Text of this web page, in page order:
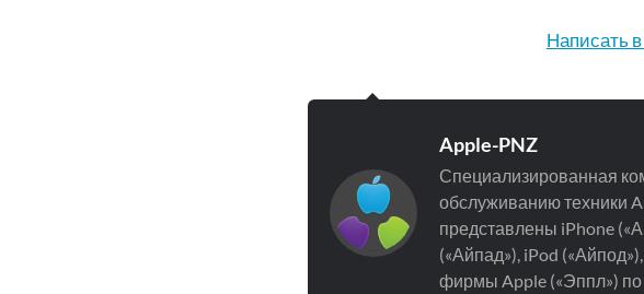
Написать
Apple-PNZ
Специализированная
обслуживанию техники
представлены iPhone
(«Айпад»), iPod
фирмы Apple («Эппл»)